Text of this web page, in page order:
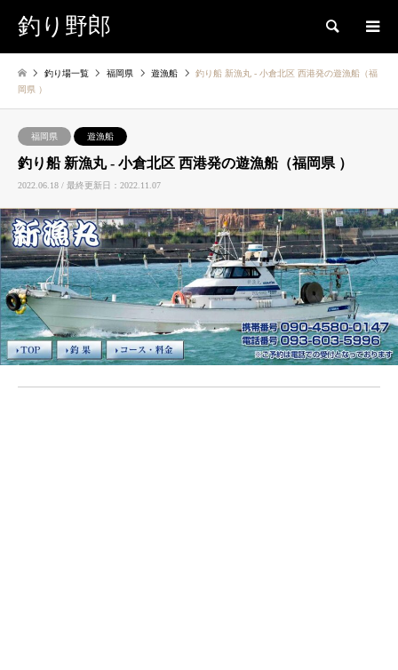
釣り野郎 検索
釣り場一覧 福岡県 遊漁船
釣り船 新漁丸 ‐ 小倉北区 西港発の遊漁船（福
岡県 ）
福岡県 遊漁船
釣り船 新漁丸 ‐ 小倉北区 西港発の遊漁船（福岡県 ）
2022.06.18 / 最終更新日：2022.11.07